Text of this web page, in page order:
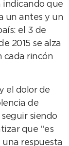
indicando que
un antes y un
el 3 de
2015 se alza
cada rincón
el dolor de
de
siendo
que “es
respuesta